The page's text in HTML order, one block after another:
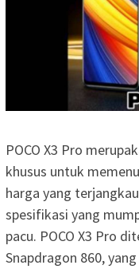
POCO X3 Pro
khusus untuk
harga yang
spesifikasi yang
pacu. POCO X3 Pro
Snapdragon 860,